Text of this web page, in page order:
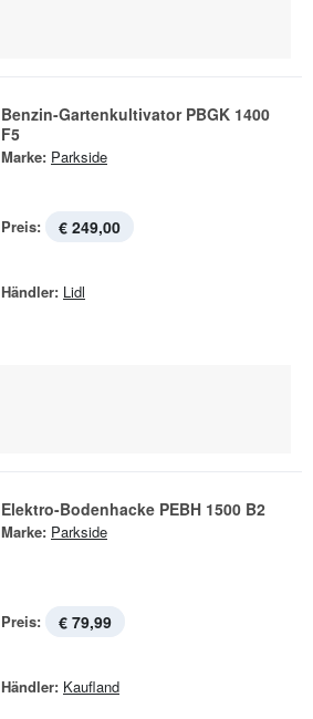
Benzin-Gartenkultivator PBGK 1400
F5
Marke: Parkside
Preis: € 249,00
Händler: Lidl
Elektro-Bodenhacke PEBH 1500 B2
Marke: Parkside
Preis: € 79,99
Händler: Kaufland